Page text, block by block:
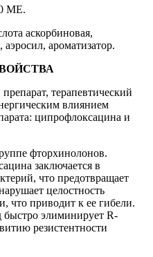
МЕ.
аскорбиновая,
аэросил, ароматизатор.
терапевтический
влиянием
ципрофлоксацина и
фторхинолонов.
заключается в
что предотвращает
целостность
что приводит к ее гибели.
элиминирует R-
резистентности